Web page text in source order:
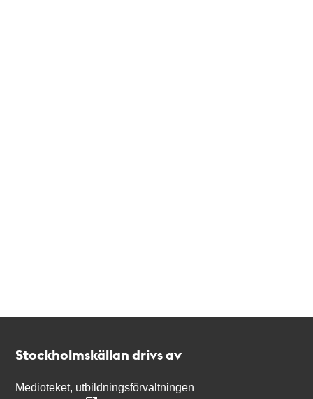
Stockholmskällan drivs av
Medioteket, utbildningsförvaltningen